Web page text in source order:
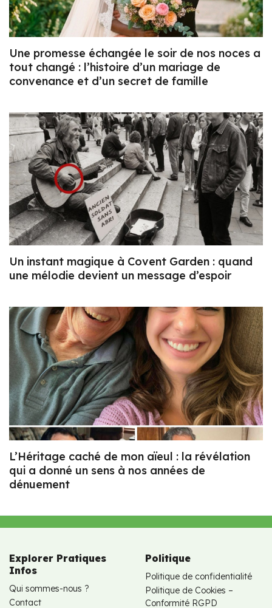
Une promesse échangée le soir de nos noces a
tout changé : l’histoire d’un mariage de
convenance et d’un secret de famille
Un instant magique à Covent Garden : quand
une mélodie devient un message d’espoir
L’Héritage caché de mon aïeul : la révélation
qui a donné un sens à nos années de
dénuement
Explorer Pratiques
Infos
Qui sommes-nous ?
Contact
Politique
Politique de confidentialité
Politique de Cookies –
Conformité RGPD